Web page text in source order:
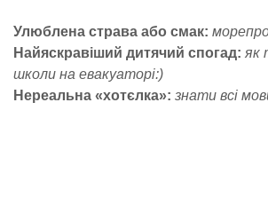
Улюблена страва або смак:
Найяскравіший дитячий спогад: як
школи на евакуаторі:)
Нереальна «хотєлка»: знати всі